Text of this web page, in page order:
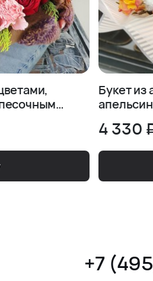
Букет из
4 330
+7